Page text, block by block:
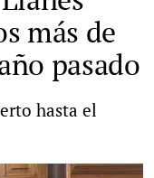
más de
pasado
hasta el